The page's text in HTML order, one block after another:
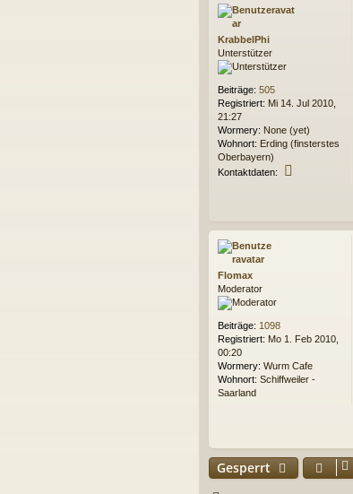
KrabbelPhi
Unterstützer
Beiträge: 505
Registriert: Mi 14. Jul 2010,
21:27
Wormery: None (yet)
Wohnort: Erding (finsterstes
Oberbayern)
Kontaktdaten:
o
K
r
l
h
Flomax
Moderator
Beiträge: 1098
Registriert: Mo 1. Feb 2010,
00:20
Wormery: Wurm Cafe
Wohnort: Schiffweiler -
Saarland
Gesperrt